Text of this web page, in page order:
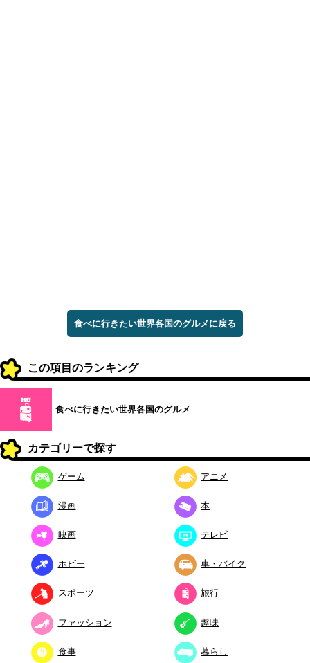
食べに行きたい世界各国のグルメに戻る
この項目のランキング
食べに行きたい世界各国のグルメ
カテゴリーで探す
ゲーム アニメ
漫画 本
映画 テレビ
ホビー 車・バイク
スポーツ 旅行
ファッション 趣味
食事 暮らし